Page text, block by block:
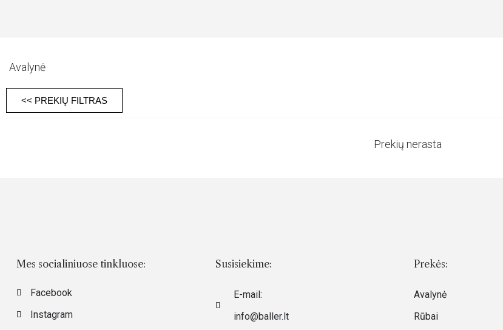
Avalynė
<< PREKIŲ FILTRAS
Prekių nerasta
Mes socialiniuose tinkluose:
Facebook
Instagram
Susisiekime:
E-mail:
info@baller.lt
Prekės:
Avalynė
Rūbai